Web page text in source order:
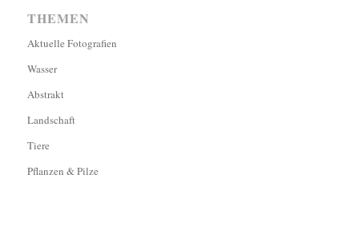
THEMEN
Aktuelle Fotografien
Wasser
Abstrakt
Landschaft
Tiere
Pflanzen & Pilze